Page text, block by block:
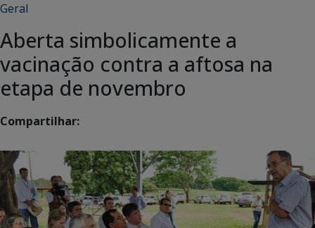
Geral
Aberta simbolicamente a
vacinação contra a aftosa na
etapa de novembro
Compartilhar: